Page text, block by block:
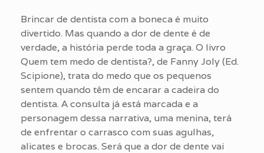
Brincar de dentista com a boneca é muito
divertido. Mas quando a dor de dente é de
verdade, a história perde toda a graça. O livro
Quem tem medo de dentista?, de Fanny Joly (Ed.
Scipione), trata do medo que os pequenos
sentem quando têm de encarar a cadeira do
dentista. A consulta já está marcada e a
personagem dessa narrativa, uma menina, terá
de enfrentar o carrasco com suas agulhas,
alicates e brocas. Será que a dor de dente vai